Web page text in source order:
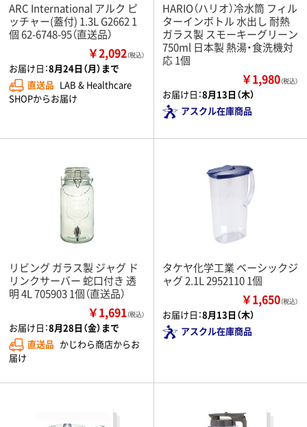
ARC International アルク ピ
ッチャー(蓋付) 1.3L G2662 1
個 62-6748-95（直送品）
￥2,092（税込）
お届け日：8月24日（月）まで
直送品 LAB & Healthcare
SHOPからお届け
HARIO（ハリオ）冷水筒 フィル
ターインボトル 水出し 耐熱
ガラス製 スモーキーグリーン
750ml 日本製 熱湯・食洗機対
応 1個
￥1,980（税込）
お届け日：8月13日（木）
アスクル在庫商品
リビング ガラス製 ジャグ ド
リンクサーバー 蛇口付き 透
明 4L 705903 1個（直送品）
￥1,691（税込）
お届け日：8月28日（金）まで
直送品 かじわら商店からお
届け
タケヤ化学工業 ベーシックジ
ャグ 2.1L 2952110 1個
￥1,650（税込）
お届け日：8月13日（木）
アスクル在庫商品